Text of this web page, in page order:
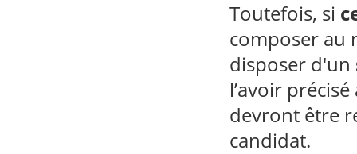
Toutefois, si
composer au
disposer d'un
l’avoir
devront être
candidat.